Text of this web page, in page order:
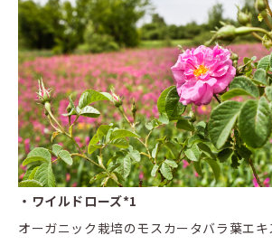
・ワイルドローズ*1
オーガニック栽培のモスカータバラ葉エキ